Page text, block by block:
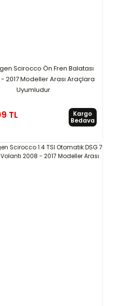
Scirocco Ön Fren Balatası
- 2017 Modeller Arası Araçlara
Uyumludur
TL
Kargo
Bedava